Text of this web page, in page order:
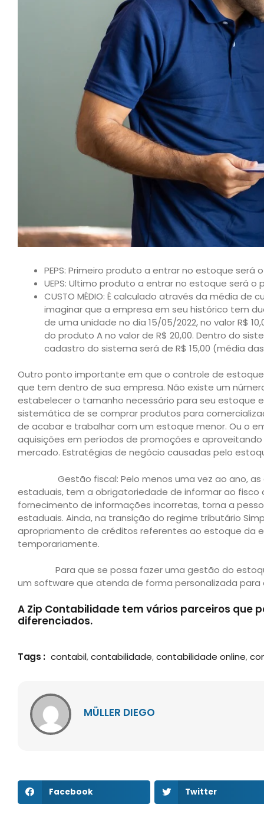
PEPS: Primeiro produto a entrar no estoque será
UEPS: Ultimo produto a entrar no estoque será o
CUSTO MÉDIO: É calculado através da média
imaginar que a empresa em seu histórico tem
de uma unidade no dia 15/05/2022, no valor R$
do produto A no valor de R$ 20,00. Dentro do
cadastro do sistema será de R$ 15,00 (média
Outro ponto importante em que o controle de
que tem dentro de sua empresa. Não existe um
estabelecer o tamanho necessário para seu estoque
sistemática de se comprar produtos para
de acabar e trabalhar com um estoque menor. Ou o
aquisições em períodos de promoções e
mercado. Estratégias de negócio causadas pelo
Gestão fiscal: Pelo menos uma vez ao ano, as
estaduais, tem a obrigatoriedade de informar ao
fornecimento de informações incorretas, torna a
estaduais. Ainda, na transição do regime tributário
apropriamento de créditos referentes ao estoque da
temporariamente.
Para que se possa fazer uma gestão do estoque
um software que atenda de forma personalizada
A Zip Contabilidade tem vários parceiros que
diferenciados.
Tags : contabil,contabilidade,contabilidade online,
MÜLLER DIEGO
Facebook Twitter